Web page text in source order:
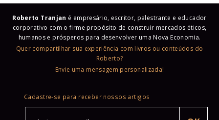
Roberto Tranjan é empresário, escritor, palestrante e educador
corporativo com o firme propósito de construir mercados éticos,
humanos e prósperos para desenvolver uma Nova Economia.
Quer compartilhar sua experiência com livros ou conteúdos do
Roberto?
Envie uma mensagem personalizada!
Cadastre-se para receber nossos artigos